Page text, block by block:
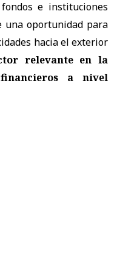
e instituciones
una oportunidad para
hacia el exterior
relevante en la
a nivel